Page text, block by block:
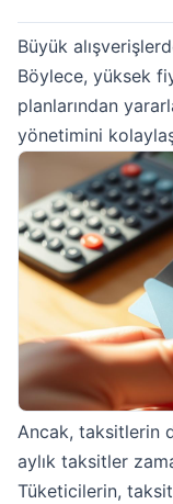
Büyük
Böylece, yüksek
planlarından
yönetimini
Ancak, taksitlerin
aylık taksitler
Tüketicilerin,